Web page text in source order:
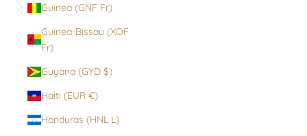
Guinea (GNF Fr)
Guinea-Bissau (XOF
Fr)
Guyana (GYD $)
Haiti (EUR €)
Honduras (HNL L)